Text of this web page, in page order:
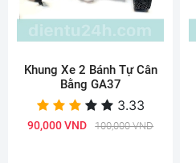
Khung Xe 2 Bánh Tự Cân
Bằng GA37
3.33
90,000 VND 100,000 VND